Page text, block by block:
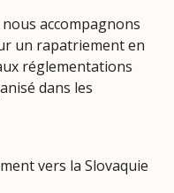
accompagnons
un rapatriement en
réglementations
dans les
vers la Slovaquie